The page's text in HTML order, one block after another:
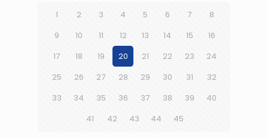
1 2 3 4 5 6 7
8
9
10 11 12 13 14 15
16
17
18 19 20 21 22 23
24
25
26 27 28 29 30 31
32
33
34 35 36 37 38 39
40
41
42 43 44 45